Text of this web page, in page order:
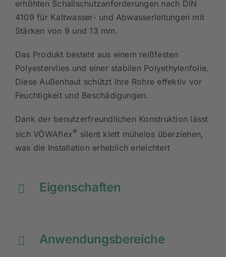
erhöhten Schallschutzanforderungen nach DIN
4109 für Kaltwasser- und Abwasserleitungen mit
Das Produkt besteht aus einem reißfesten
Polyestervlies und einer stabilen Polyethylenfolie.
Diese Außenhaut schützt Ihre Rohre effektiv vor
Dank der benutzerfreundlichen Konstruktion lässt
sich VÖWAflex silent klett mühelos überziehen,
Eigenschaften
Anwendungsbereiche